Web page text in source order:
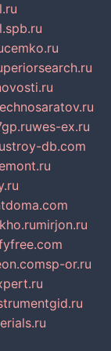
cemko.ru
wes-ex.ru
stroy-db.com
mirjon.ru
sp-or.ru